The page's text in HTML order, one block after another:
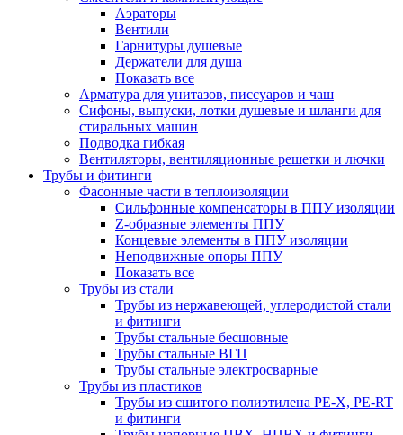
Аэраторы
Вентили
Гарнитуры душевые
Держатели для душа
Показать все
Арматура для унитазов, писсуаров и чаш
Сифоны, выпуски, лотки душевые и шланги для
стиральных машин
Подводка гибкая
Вентиляторы, вентиляционные решетки и лючки
Трубы и фитинги
Фасонные части в теплоизоляции
Cильфонные компенсаторы в ППУ изоляции
Z-образные элементы ППУ
Концевые элементы в ППУ изоляции
Неподвижные опоры ППУ
Показать все
Трубы из стали
Трубы из нержавеющей, углеродистой стали
и фитинги
Трубы стальные бесшовные
Трубы стальные ВГП
Трубы стальные электросварные
Трубы из пластиков
Трубы из сшитого полиэтилена PE-X, PE-RT
и фитинги